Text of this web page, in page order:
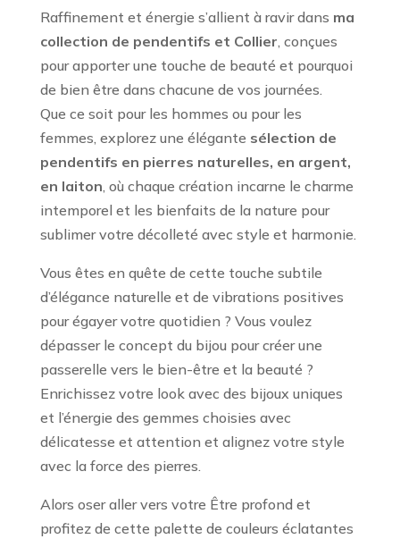
Raffinement et énergie s’allient à ravir dans ma
collection de pendentifs et Collier, conçues
pour apporter une touche de beauté et pourquoi
de bien être dans chacune de vos journées.
Que ce soit pour les hommes ou pour les
femmes, explorez une élégante sélection de
pendentifs en pierres naturelles, en argent,
en laiton, où chaque création incarne le charme
intemporel et les bienfaits de la nature pour
sublimer votre décolleté avec style et harmonie.
Vous êtes en quête de cette touche subtile
d’élégance naturelle et de vibrations positives
pour égayer votre quotidien ? Vous voulez
dépasser le concept du bijou pour créer une
passerelle vers le bien-être et la beauté ?
Enrichissez votre look avec des bijoux uniques
et l’énergie des gemmes choisies avec
délicatesse et attention et alignez votre style
avec la force des pierres.
Alors oser aller vers votre Être profond et
profitez de cette palette de couleurs éclatantes